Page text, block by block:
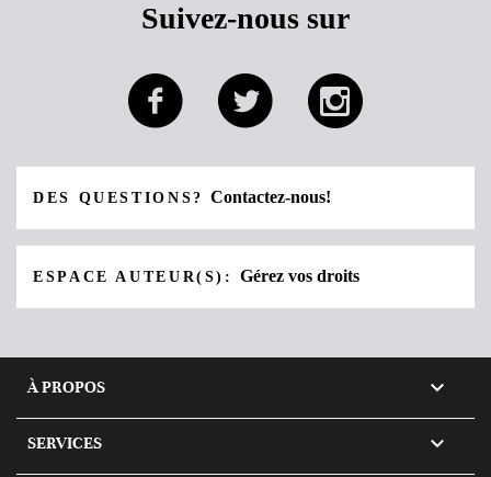
Suivez-nous sur
DES QUESTIONS?Contactez-nous!
ESPACE AUTEUR(S):Gérez vos droits
À PROPOS 
SERVICES 